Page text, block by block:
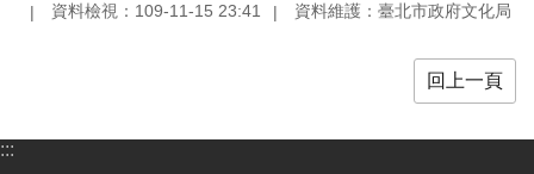
資料檢視：109-11-15 23:41
資料維護：臺北市政府文化局
回上一頁
:::